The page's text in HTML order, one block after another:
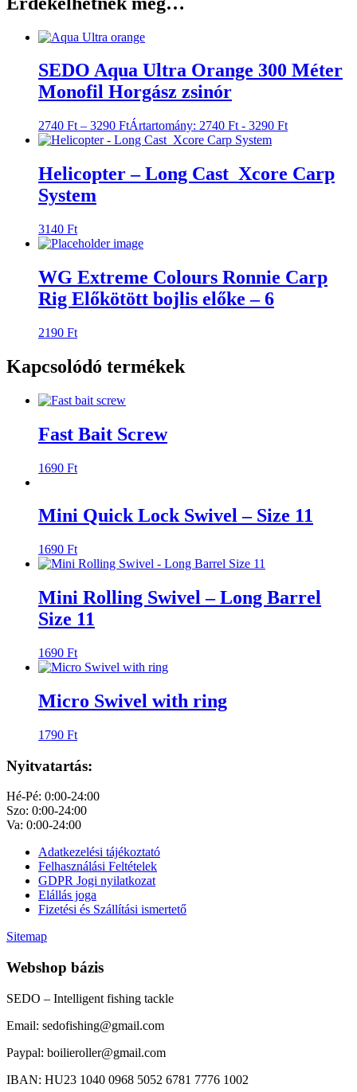
SEDO Aqua Ultra Orange 300 Méter
Monofil Horgász zsinór
2740 Ft – 3290 FtÁrtartomány: 2740 Ft - 3290 Ft
Helicopter – Long Cast Xcore Carp
System
3140 Ft
WG Extreme Colours Ronnie Carp
Rig Előkötött bojlis előke – 6
2190 Ft
Kapcsolódó termékek
Fast Bait Screw
1690 Ft
Mini Quick Lock Swivel – Size 11
1690 Ft
Mini Rolling Swivel – Long Barrel
Size 11
1690 Ft
Micro Swivel with ring
1790 Ft
Nyitvatartás:
Hé-Pé: 0:00-24:00
Szo: 0:00-24:00
Va: 0:00-24:00
Adatkezelési tájékoztató
Felhasználási Feltételek
GDPR Jogi nyilatkozat
Elállás joga
Fizetési és Szállítási ismertető
Sitemap
Webshop bázis
SEDO – Intelligent fishing tackle
Email: sedofishing@gmail.com
Paypal: boilieroller@gmail.com
IBAN: HU23 1040 0968 5052 6781 7776 1002